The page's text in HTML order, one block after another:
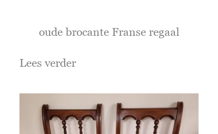
oude brocante Franse regaal
Lees verder